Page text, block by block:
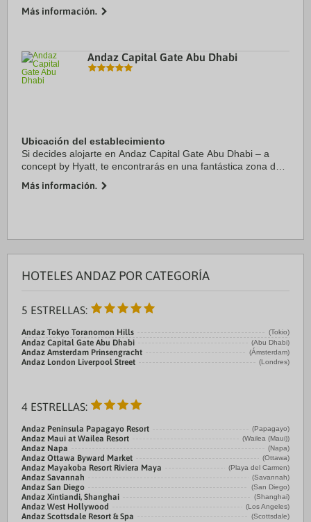
empresarial DLF Cyber City y ...
Más información.
Andaz Capital Gate Abu Dhabi
Ubicación del establecimiento
Si decides alojarte en Andaz Capital Gate Abu Dhabi – a
concept by Hyatt, te encontrarás en una fantástica zona de
Dhabi National Exhibition Centre y a ...
Más información.
HOTELES ANDAZ POR CATEGORÍA
5 ESTRELLAS:
Andaz Tokyo Toranomon Hills (Tokio)
Andaz Capital Gate Abu Dhabi (Abu Dhabi)
Andaz Amsterdam Prinsengracht (Ámsterdam)
Andaz London Liverpool Street (Londres)
4 ESTRELLAS:
Andaz Peninsula Papagayo Resort (Papagayo)
Andaz Maui at Wailea Resort (Wailea (Maui))
Andaz Napa (Napa)
Andaz Ottawa Byward Market (Ottawa)
Andaz Mayakoba Resort Riviera Maya (Playa del Carmen)
Andaz Savannah (Savannah)
Andaz San Diego (San Diego)
Andaz Xintiandi, Shanghai (Shanghai)
Andaz West Hollywood (Los Angeles)
Andaz Scottsdale Resort & Spa (Scottsdale)